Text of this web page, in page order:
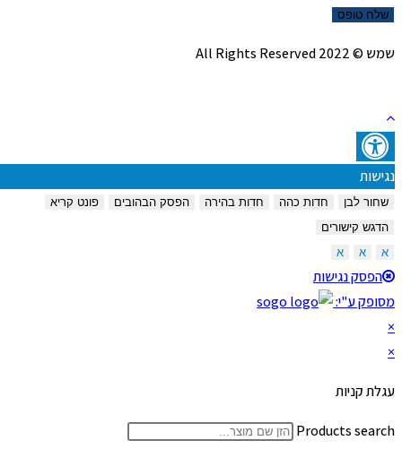
שלח טופס
שמש © 2022 All Rights Reserved
נגישות
שחור לבן חדות כהה חדות בהירה הפסק הבהובים
פונט קריא
הדגש קישורים
הפסק נגישות
מסופק ע"י:
עגלת קניות
Products search